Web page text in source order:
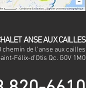
ANSE AUX CAILLES
chemin de l'anse aux cailles
Félix-d'Otis Qc. G0V 1M0